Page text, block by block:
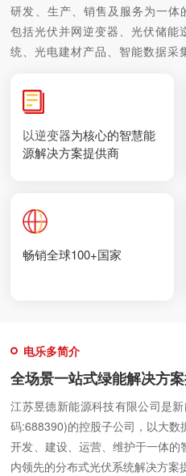
研发、生产、销售及服务为一
包括光伏并网逆变器、光伏储
统、光电建材产品、智能数据采
以逆变器为核心的智慧能
源解决方案提供商
畅销全球100+国家
电乐多简介
全场景一站式绿能解决方
江苏昱德新能源科技有限公司是
码:688390)的控股子公司，以大
开发、建设、运营、维护于一体
内领先的分布式光伏系统解决方案